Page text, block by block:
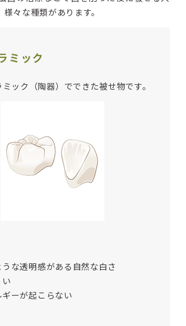
々な種類があります。
ミック
ック（陶器）でできた被せ物です。
うな透明感がある自然な白さ
ギーが起こらない